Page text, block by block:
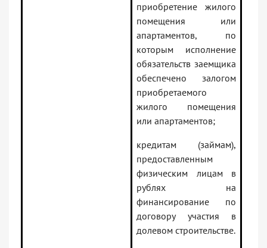
приобретение жилого
помещения или
апартаментов, по
которым исполнение
обязательств заемщика
обеспечено залогом
приобретаемого
жилого помещения
или апартаментов;
кредитам (займам),
предоставленным
физическим лицам в
рублях на
финансирование по
договору участия в
долевом строительстве.